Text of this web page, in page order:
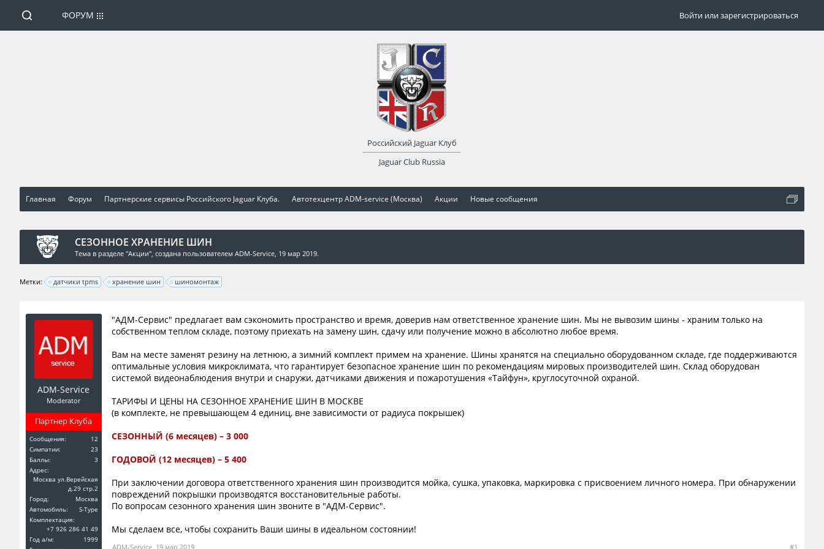
Главная Форум Партнерские сервисы Российского Jaguar Клуба. Автотехцентр ADM-service (Москва) Акции Новые сообщения
СЕЗОННОЕ ХРАНЕНИЕ ШИН
Тема в разделе "Акции", создана пользователем ADM-Service, 19 мар 2019.
Метки: датчики tpms хранение шин шиномонтаж
ADM-Service
Moderator
Партнер Клуба
Сообщения:
12
Симпатии:
23
Баллы:
3
Адрес:
Москва ул.Верейская
д.29 стр.2
Город:
Москва
Автомобиль:
S-Type
Комплектация:
+7 926 286 41 49
Год a/м:
1999
"АДМ-Сервис" предлагает вам сэкономить пространство и время, доверив нам ответственное хранение шин. Мы не вывозим шины - храним только на
собственном теплом складе, поэтому приехать на замену шин, сдачу или получение можно в абсолютно любое время.
Вам на месте заменят резину на летнюю, а зимний комплект примем на хранение. Шины хранятся на специально оборудованном складе, где поддерживаются
оптимальные условия микроклимата, что гарантирует безопасное хранение шин по рекомендациям мировых производителей шин. Склад оборудован
системой видеонаблюдения внутри и снаружи, датчиками движения и пожаротушения «Тайфун», круглосуточной охраной.
ТАРИФЫ И ЦЕНЫ НА СЕЗОННОЕ ХРАНЕНИЕ ШИН В МОСКВЕ
(в комплекте, не превышающем 4 единиц, вне зависимости от радиуса покрышек)
СЕЗОННЫЙ (6 месяцев) – 3 000
ГОДОВОЙ (12 месяцев) – 5 400
При заключении договора ответственного хранения шин производится мойка, сушка, упаковка, маркировка с присвоением личного номера. При обнаружении
повреждений покрышки производятся восстановительные работы.
По вопросам сезонного хранения шин звоните в "АДМ-Сервис".
Мы сделаем все, чтобы сохранить Ваши шины в идеальном состоянии!
ADM-Service, 19 мар 2019 #1
ФОРУМ
Российский Jaguar Клуб
Jaguar Club Russia
Войти или зарегистрироваться